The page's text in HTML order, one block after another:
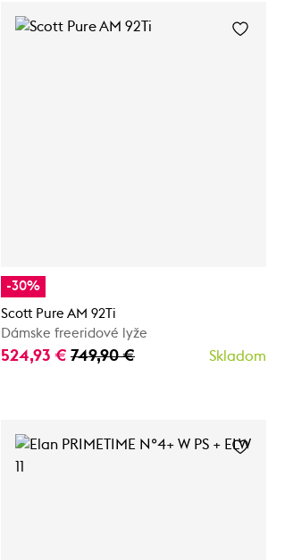
-30%
Scott Pure AM 92Ti
Dámske freeridové lyže
524,93 € 749,90 € Skladom